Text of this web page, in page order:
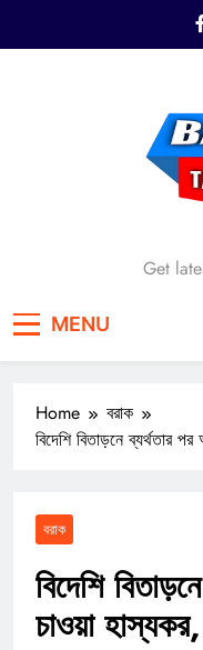
Get
MENU
Home
বরাক
বিদেশি বিতাড়নে ব্যর্থতার
বরাক
বিদেশি
চাওয়া